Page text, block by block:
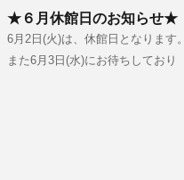
★６月休館日のお知らせ★
6月2日(火)は、休館日となります。
また6月3日(水)にお待ちしており